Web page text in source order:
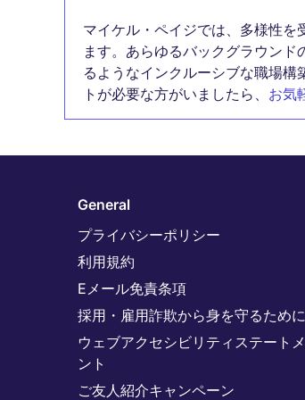
マイケル・ペイジでは、多様性
ます。あらゆるバックグラウン
るようなインクルーシブな職場
トが必要な方がいましたら、 お気
General
プライバシーポリシー
利用規約
Eメール免責条項
採用・雇用詐欺から身を守るために
ウェブアクセシビリティステートメ
ント
ご友人紹介キャンペーン